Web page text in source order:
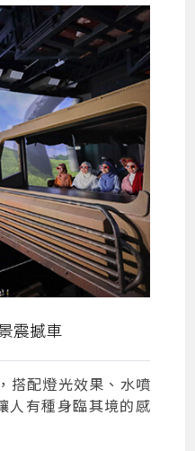
震撼車
搭配燈光效果、水噴
人有種身臨其境的感